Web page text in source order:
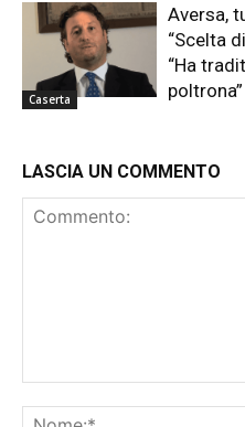
Caserta
Aversa,
“Scelta
“Ha
poltrona”
LASCIA UN COMMENTO